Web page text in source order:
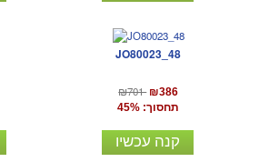
JO80023_48
₪701 ₪386
תחסוך: 45%
קנה עכשיו